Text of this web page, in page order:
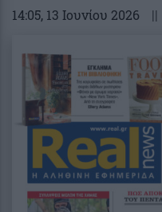
14:05, 13 Ιουνίου 2026 ||